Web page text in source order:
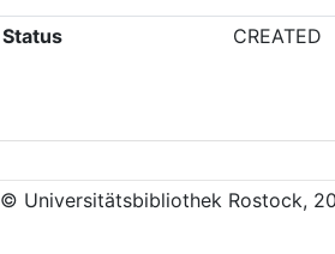
Status CREATED
© Universitätsbibliothek Rostock,